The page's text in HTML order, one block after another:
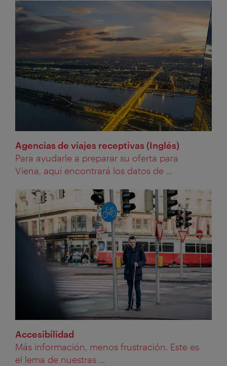
Agencias de viajes receptivas (Inglés)
Para ayudarle a preparar su oferta para
Viena, aquí encontrará los datos de ...
Accesibilidad
Más información, menos frustración. Este es
el lema de nuestras ...